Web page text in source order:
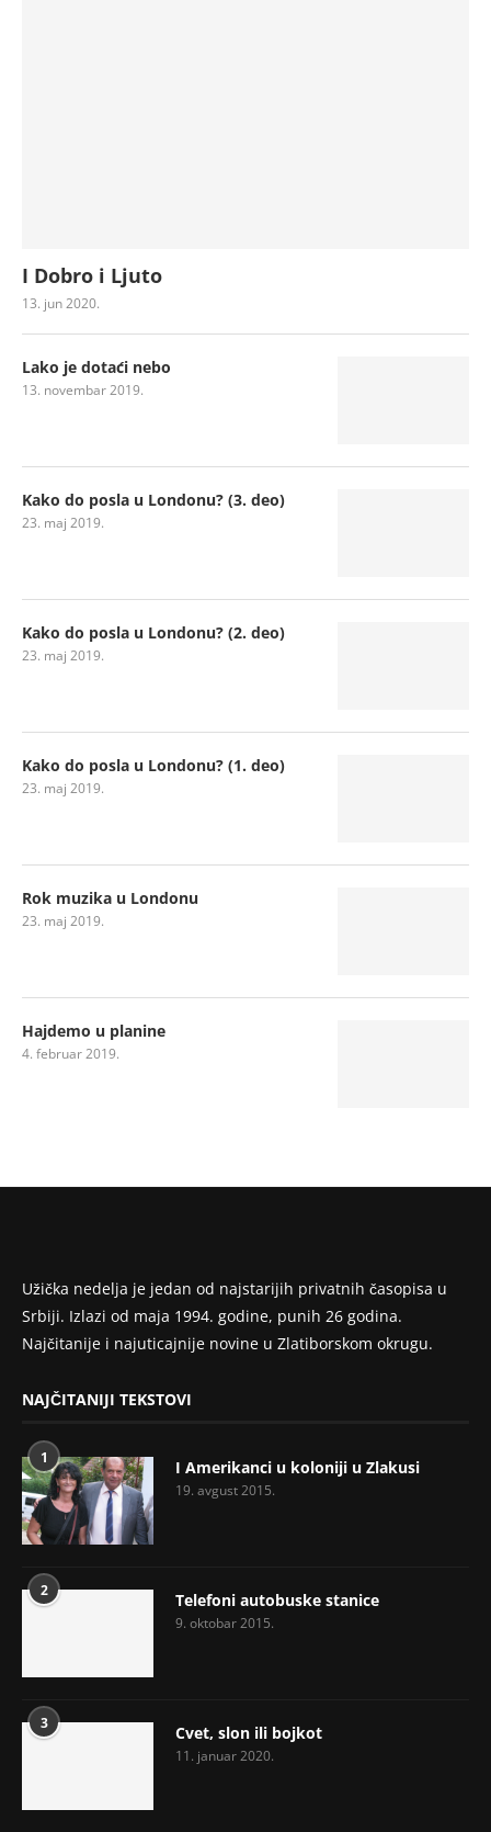
I Dobro i Ljuto
13. jun 2020.
Lako je dotaći nebo
13. novembar 2019.
Kako do posla u Londonu? (3. deo)
23. maj 2019.
Kako do posla u Londonu? (2. deo)
23. maj 2019.
Kako do posla u Londonu? (1. deo)
23. maj 2019.
Rok muzika u Londonu
23. maj 2019.
Hajdemo u planine
4. februar 2019.
Užička nedelja je jedan od najstarijih privatnih časopisa u
Srbiji. Izlazi od maja 1994. godine, punih 26 godina.
Najčitanije i najuticajnije novine u Zlatiborskom okrugu.
NAJČITANIJI TEKSTOVI
1 I Amerikanci u koloniji u Zlakusi
19. avgust 2015.
2 Telefoni autobuske stanice
9. oktobar 2015.
3 Cvet, slon ili bojkot
11. januar 2020.